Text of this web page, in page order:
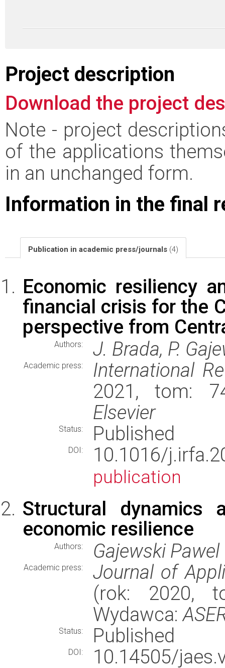
Project description
Download the project
Note - project
of the applications
in an unchanged form.
Information in the final
Publication in academic press/journals (4)
Economic resiliency
financial crisis for the
perspective from
Authors: J. Brada, P.
Academic press:
International
2021, tom:
Elsevier
Status: Published
DOI: 10.1016/
publication
Structural dynamics
economic resilience
Authors: Gajewski Pawel
Academic press:
Journal of
(rok: 2020,
Wydawca:
Status: Published
DOI: 10.14505/